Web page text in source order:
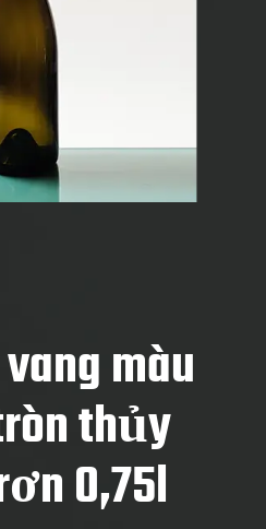
màu
thủy
0,75l